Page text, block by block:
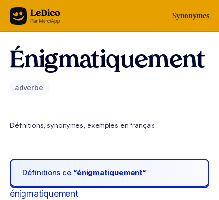
Aller au contenu Synonymes
Énigmatiquement
adverbe
Définitions, synonymes, exemples en français
Définitions de “énigmatiquement“
énigmatiquement